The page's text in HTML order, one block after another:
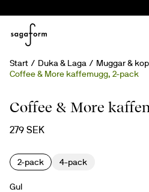
Start Duka & Laga Muggar &
Coffee & More kaffemugg, 2-pack
Coffee & More
279 SEK
2-pack 4-pack
Gul